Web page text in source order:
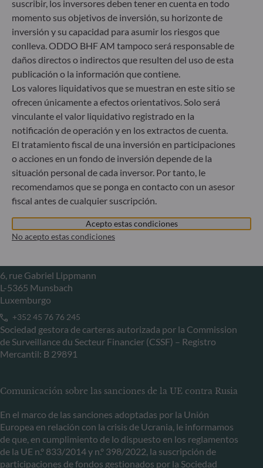
ODDO BHF Asset Management GmbH
Herzogstraße 15
Alemania
+49 (0) 211 239 24 01
Gallusanlage 8
60329 Frankfurt am Main
Alemania
+49 (0) 69 920 50 0
Sociedad Gestora de Carteras autorizada por la
Bundesanstalt für Finanzdienstleistungsaufsicht (“BaFin”)
Registro Comercial: HRB 11971 juzgado de primera
6, rue Gabriel Lippmann
L-5365 Munsbach
Luxemburgo
+352 45 76 76 245
Sociedad gestora de carteras autorizada por la Commission
de Surveillance du Secteur Financier (CSSF) – Registro
Mercantil: B 29891
Comunicación sobre las sanciones de la UE contra Rusia
En el marco de las sanciones adoptadas por la Unión
Europea en relación con la crisis de Ucrania, le informamos
de que, en cumplimiento de lo dispuesto en los reglamentos
de la UE n.º 833/2014 y n.º 398/2022, la suscripción de
participaciones de fondos gestionados por la Sociedad
suscribir, los inversores deben tener en cuenta en todo
momento sus objetivos de inversión, su horizonte de
inversión y su capacidad para asumir los riesgos que
conlleva. ODDO BHF AM tampoco será responsable de
daños directos o indirectos que resulten del uso de esta
publicación o la información que contiene.
Los valores liquidativos que se muestran en este sitio se
ofrecen únicamente a efectos orientativos. Solo será
vinculante el valor liquidativo registrado en la
notificación de operación y en los extractos de cuenta.
El tratamiento fiscal de una inversión en participaciones
o acciones en un fondo de inversión depende de la
situación personal de cada inversor. Por tanto, le
recomendamos que se ponga en contacto con un asesor
fiscal antes de cualquier suscripción.
Acepto estas condiciones
No acepto estas condiciones